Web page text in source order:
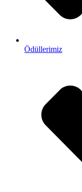
Ödüllerimiz